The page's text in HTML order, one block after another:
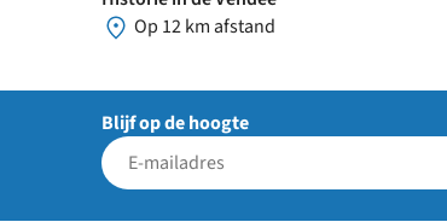
Op 12 km afstand
Blijf op de hoogte